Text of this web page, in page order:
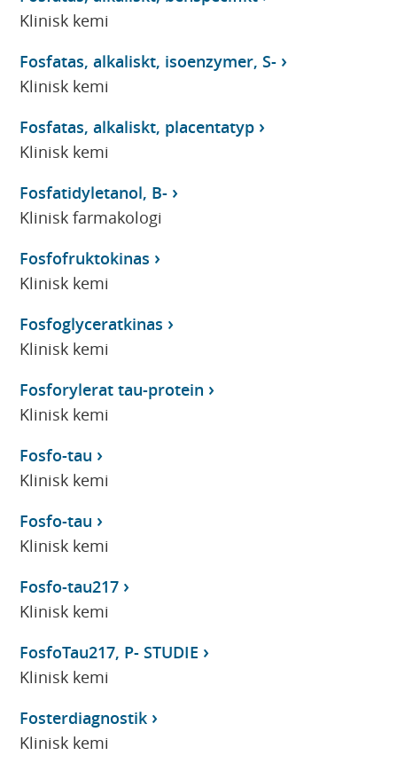
Klinisk kemi
Fosfatas, alkaliskt, isoenzymer, S-
Klinisk kemi
Fosfatas, alkaliskt, placentatyp
Klinisk kemi
Fosfatidyletanol, B-
Klinisk farmakologi
Fosfofruktokinas
Klinisk kemi
Fosfoglyceratkinas
Klinisk kemi
Fosforylerat tau-protein
Klinisk kemi
Fosfo-tau
Klinisk kemi
Fosfo-tau
Klinisk kemi
Fosfo-tau217
Klinisk kemi
FosfoTau217, P- STUDIE
Klinisk kemi
Fosterdiagnostik
Klinisk kemi